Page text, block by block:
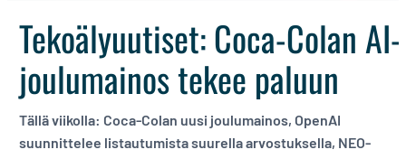
Tekoälyuutiset: Coca-Colan AI-
joulumainos tekee paluun
Tällä viikolla: Coca-Colan uusi joulumainos, OpenAI
suunnittelee listautumista suurella arvostuksella, NEO-